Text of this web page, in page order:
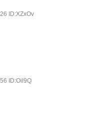
ID:XZxOv
ID:Oil9Q